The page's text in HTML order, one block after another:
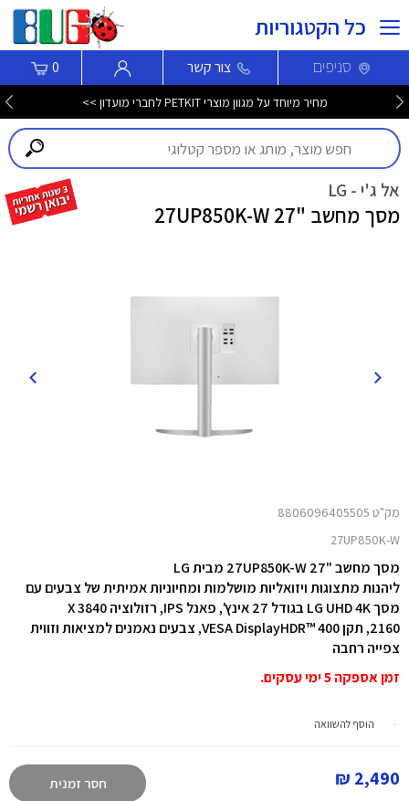
כל הקטגוריות
סניפים צור קשר 0
מחיר מיוחד על מגוון מוצרי PETKIT לחברי מועדון >>
אל ג'י - LG
מסך מחשב "27 27UP850K-W
מק"ט 8806096405505
27UP850K-W
מסך מחשב "27 27UP850K-W מבית LG
ליהנות מתצוגות ויזואליות מושלמות ומחיוניות אמיתית של צבעים עם
מסך LG UHD 4K בגודל 27 אינץ', פאנל IPS, רזולוציה
2160, תקן VESA DisplayHDR™ 400, צבעים נאמנים למציאות וזווית
צפייה רחבה
זמן אספקה 5 ימי עסקים.
הוסף להשוואה
2,490 ₪ חסר זמנית